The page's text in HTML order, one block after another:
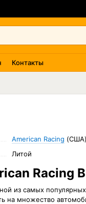
Контакты
American Racing (США)
Литой
Racing
из самых
на множество